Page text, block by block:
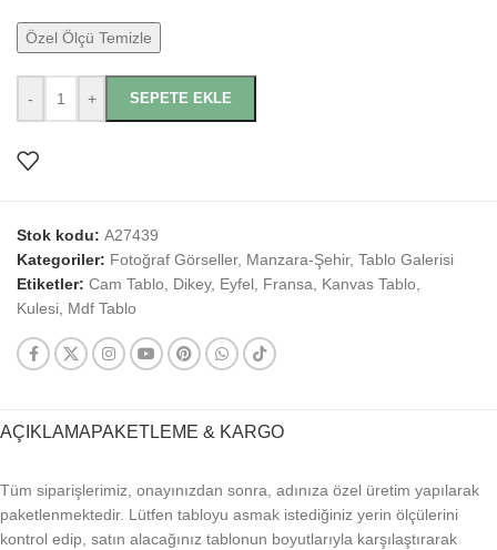
Özel Ölçü Temizle
- + SEPETE EKLE
Stok kodu: A27439
Kategoriler: Fotoğraf Görseller, Manzara-Şehir, Tablo Galerisi
Etiketler: Cam Tablo, Dikey, Eyfel, Fransa, Kanvas Tablo,
Kulesi, Mdf Tablo
AÇIKLAMAPAKETLEME & KARGO
Tüm siparişlerimiz, onayınızdan sonra, adınıza özel üretim yapılarak
paketlenmektedir. Lütfen tabloyu asmak istediğiniz yerin ölçülerini
kontrol edip, satın alacağınız tablonun boyutlarıyla karşılaştırarak